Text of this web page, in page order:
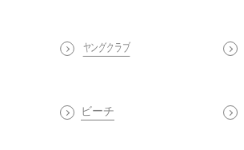
ヤングクラブ
ビーチ